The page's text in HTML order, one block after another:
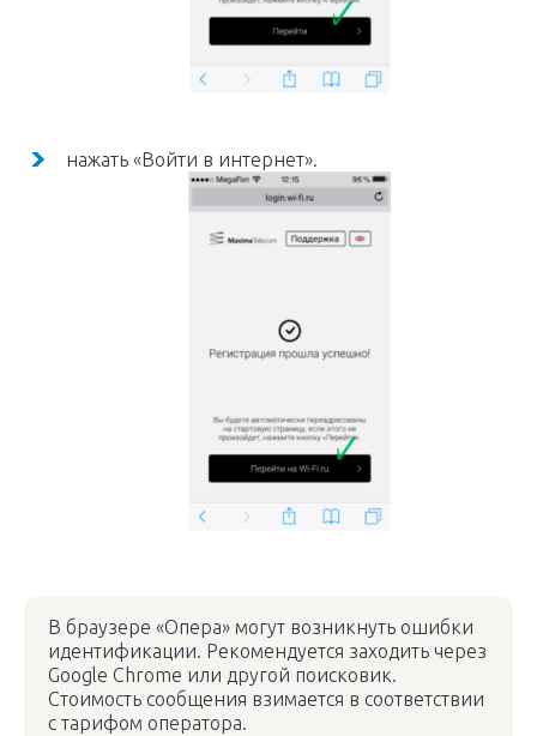
нажать «Войти в интернет».
В браузере «Опера» могут возникнуть ошибки
идентификации. Рекомендуется заходить через
Google Chrome или другой поисковик.
Стоимость сообщения взимается в соответствии
с тарифом оператора.